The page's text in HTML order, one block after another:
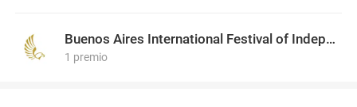
Buenos Aires International Festival of Independent Cinema
1 premio